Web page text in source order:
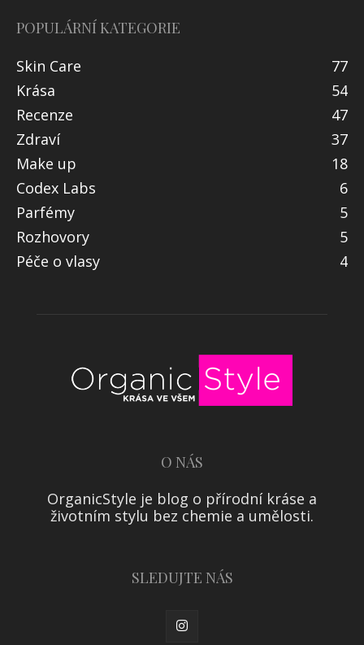
POPULÁRNÍ KATEGORIE
Skin Care
77
Krása
54
Recenze
47
Zdraví
37
Make up
18
Codex Labs
6
Parfémy
5
Rozhovory
5
Péče o vlasy
4
O NÁS
OrganicStyle je blog o přírodní kráse a
životním stylu bez chemie a umělosti.
SLEDUJTE NÁS